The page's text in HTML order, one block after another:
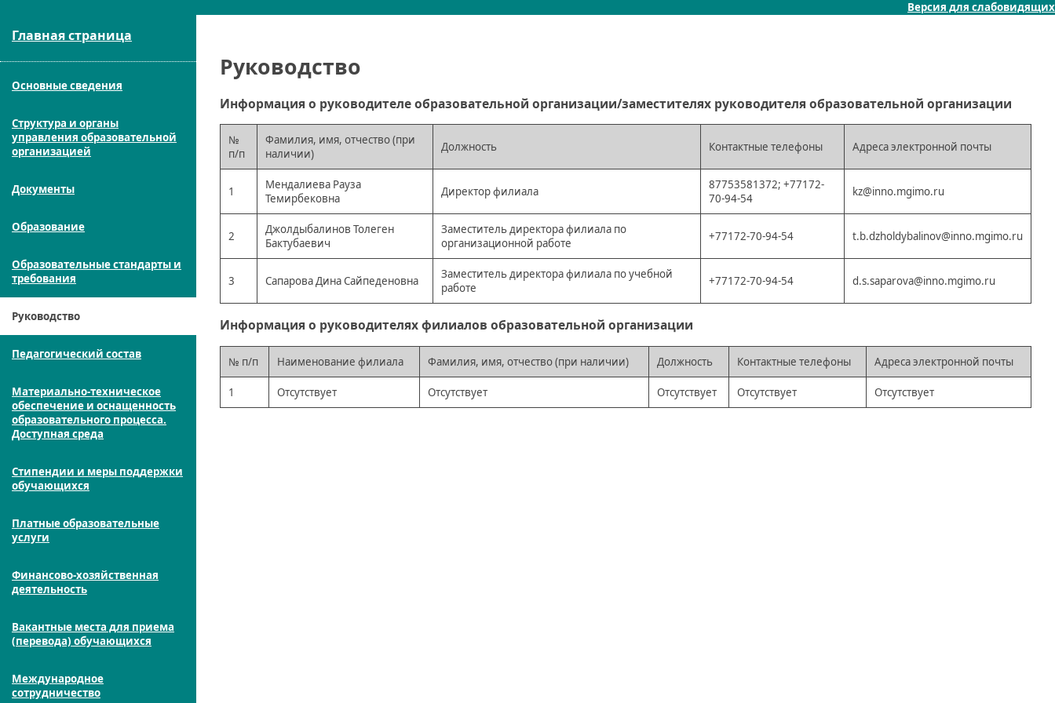
Версия для слабовидящих
Главная страница
Основные сведения
Структура и органы
управления образовательной
организацией
Документы
Образование
Образовательные стандарты и
требования
Руководство
Педагогический состав
Материально-техническое
обеспечение и оснащенность
образовательного процесса.
Доступная среда
Стипендии и меры поддержки
обучающихся
Платные образовательные
услуги
Финансово-хозяйственная
деятельность
Вакантные места для приема
(перевода) обучающихся
Международное
сотрудничество
Руководство
Информация о руководителе образовательной организации/заместителях руководителя образовательной организации
№
п/п
Фамилия, имя, отчество (при
наличии)
Должность Контактные телефоны Адреса электронной почты
1
Мендалиева Рауза
Темирбековна
Директор филиала
87753581372; +77172-
70-94-54
kz@inno.mgimo.ru
2
Джолдыбалинов Толеген
Бактубаевич
Заместитель директора филиала по
организационной работе
+77172-70-94-54 t.b.dzholdybalinov@inno.mgimo.ru
3 Сапарова Дина Сайпеденовна
Заместитель директора филиала по учебной
работе
+77172-70-94-54 d.s.saparova@inno.mgimo.ru
Информация о руководителях филиалов образовательной организации
№ п/п Наименование филиала Фамилия, имя, отчество (при наличии) Должность Контактные телефоны Адреса электронной почты
1 Отсутствует Отсутствует Отсутствует Отсутствует Отсутствует